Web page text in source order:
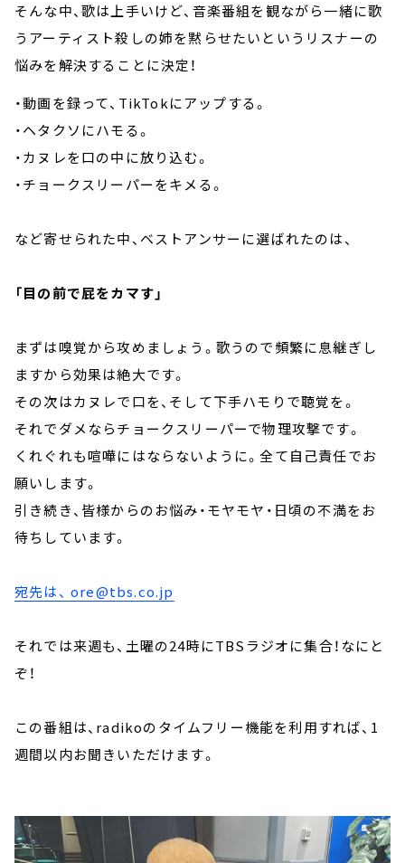
そんな中、歌は上手いけど、音楽番組を観ながら一緒に歌
うアーティスト殺しの姉を黙らせたいというリスナーの
悩みを解決することに決定！
・動画を録って、TikTokにアップする。
・ヘタクソにハモる。
・カヌレを口の中に放り込む。
・チョークスリーパーをキメる。
など寄せられた中、ベストアンサーに選ばれたのは、
「目の前で屁をカマす」
まずは嗅覚から攻めましょう。歌うので頻繁に息継ぎし
ますから効果は絶大です。
その次はカヌレで口を、そして下手ハモりで聴覚を。
それでダメならチョークスリーパーで物理攻撃です。
くれぐれも喧嘩にはならないように。全て自己責任でお
願いします。
引き続き、皆様からのお悩み・モヤモヤ・日頃の不満をお
待ちしています。
宛先は、 ore@tbs.co.jp
それでは来週も、土曜の24時にTBSラジオに集合！なにと
ぞ！
この番組は、radikoのタイムフリー機能を利用すれば、1
週間以内お聞きいただけます。